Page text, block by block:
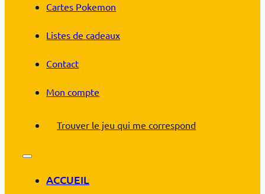
Cartes Pokemon
Listes de cadeaux
Contact
Mon compte
Trouver le jeu qui me correspond
ACCUEIL